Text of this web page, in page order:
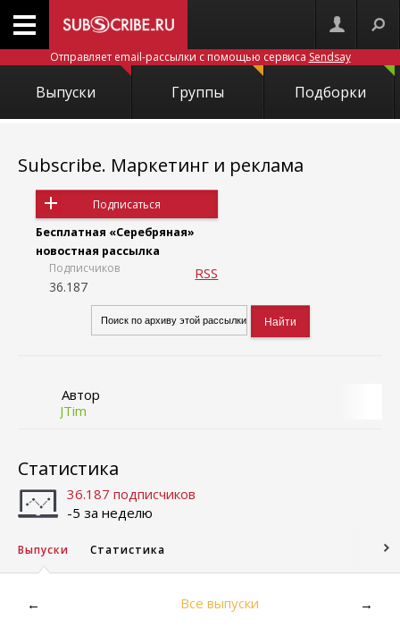
Отправляет email-рассылки с помощью сервиса Sendsay
Выпуски Группы Подборки
Subscribe. Маркетинг и реклама
Подписаться
Бесплатная «Серебряная»
новостная рассылка
Подписчиков
36.187
RSS
Автор
JTim
Статистика
36.187 подписчиков
-5 за неделю
Выпуски Статистика
← Все выпуски →